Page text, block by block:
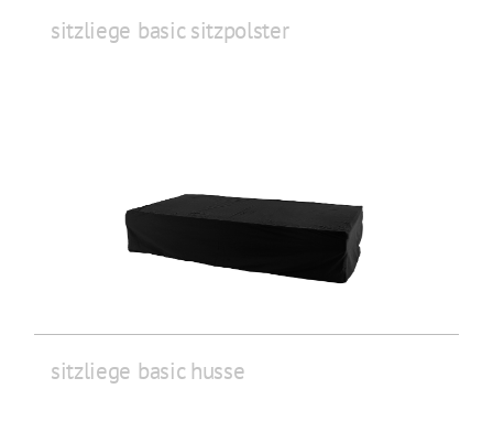
sitzliege basic sitzpolster
sitzliege basic husse